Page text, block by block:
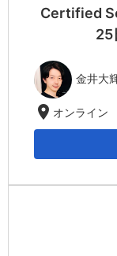
Certified
25
金井大
location_on オンライン